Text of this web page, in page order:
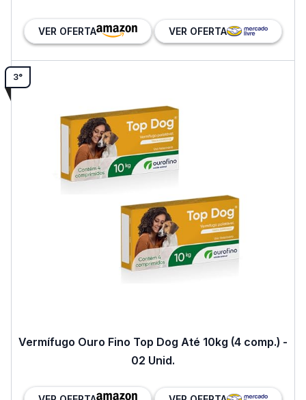
VER OFERTA VER OFERTA
3°
Vermífugo Ouro Fino Top Dog Até 10kg (4 comp.) -
02 Unid.